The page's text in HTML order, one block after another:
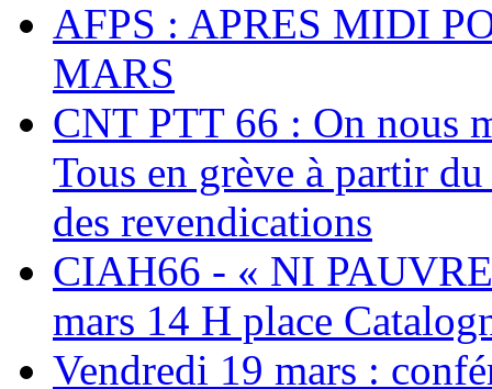
AFPS : APRES MIDI
MARS
CNT PTT 66 : On nous
Tous en grève à partir
des revendications
CIAH66 - « NI
mars 14 H place
Vendredi 19 mars :